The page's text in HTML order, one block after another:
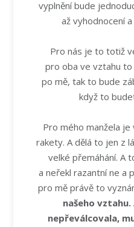
vyplnění bude
až vyhodnocení
Pro nás je to totiž
pro oba ve vztahu
po mě, tak to bude
když to
Pro mého manžela
rakety. A dělá to jen z
velké přemáhání. A
a neřekl razantní ne a
pro mě právě to
našeho vztahu.
nepřeválcovala,